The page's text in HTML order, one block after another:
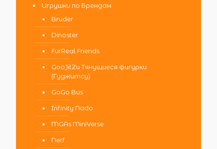
Игрушки по Брендам
Bruder
Dinoster
FurReal Friends
GooJitZu Тянущиеся фигурки
(Гуджитсу)
GoGo Bus
Infinity Nado
MGAs MiniVerse
Nerf